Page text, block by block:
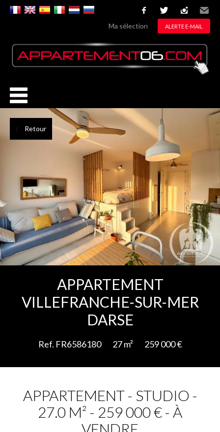
facebooktwitterinstagram
Email
Ma sélection ALERTE E-MAIL
Retour
APPARTEMENT
VILLEFRANCHE-SUR-MER
DARSE
Ref. FR6586180 27 m² 259 000 €
APPARTEMENT - STUDIO -
27.0 M² - 259 000 € - À